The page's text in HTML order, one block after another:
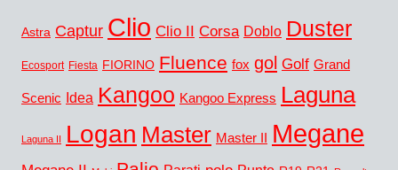
Astra Captur Clio Clio II Corsa Doblo Duster
Ecosport Fiesta FIORINO Fluence fox gol Golf Grand
Scenic Idea Kangoo Kangoo Express Laguna
Laguna II Logan Master Master II Megane